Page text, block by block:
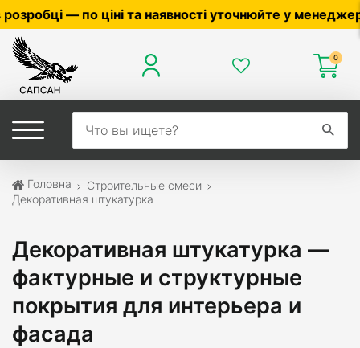
уточнюйте у менеджера ☎ 0503056010 ,
0
Головна
Строительные смеси
Декоративная штукатурка
Декоративная штукатурка —
фактурные и структурные
покрытия для интерьера и
фасада